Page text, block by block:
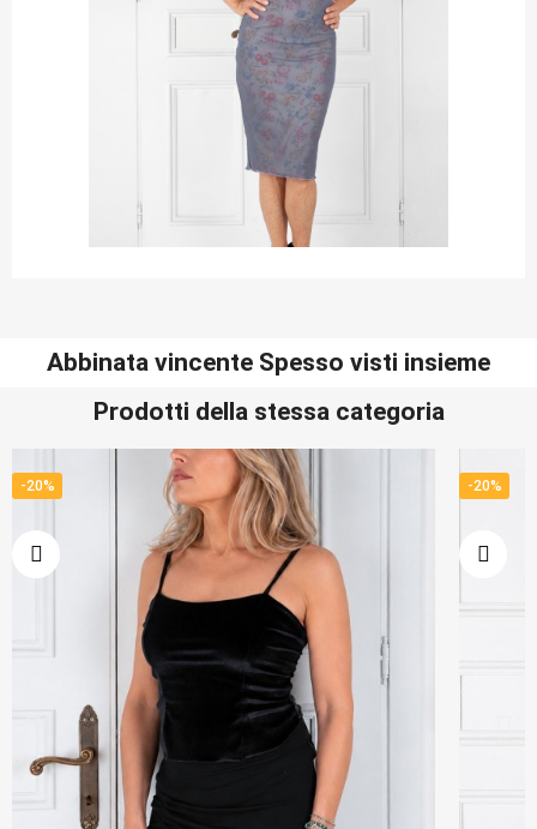
Abbinata vincente Spesso visti insieme
Prodotti della stessa categoria
-20% -20%